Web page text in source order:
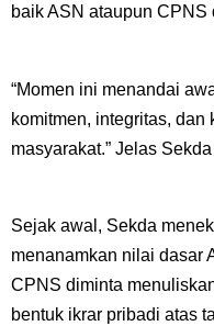
baik ASN ataupun
“Momen ini menandai
komitmen, integritas,
masyarakat.” Jelas
Sejak awal, Sekda
menanamkan nilai dasar
CPNS diminta
bentuk ikrar pribadi atas